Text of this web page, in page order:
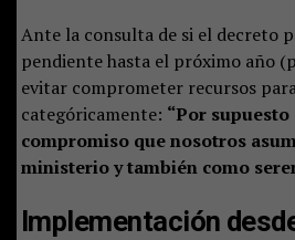
Ante la consulta de si el decreto
pendiente hasta el próximo año
evitar comprometer recursos
categóricamente: “Por supuesto
compromiso que nosotros
ministerio y también como
Implementación